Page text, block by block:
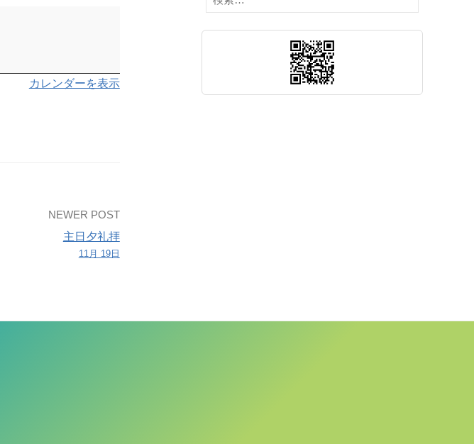
カレンダーを表示
NEWER POST
主日夕礼拝
11月 19日
索: